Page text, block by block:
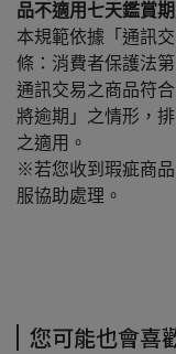
品不適用七天鑑賞
本規範依據「通訊
條：消費者保護法
通訊交易之商品符
將逾期」之情形，
之適用。
※若您收到瑕疵商
服協助處理。
您可能也會喜